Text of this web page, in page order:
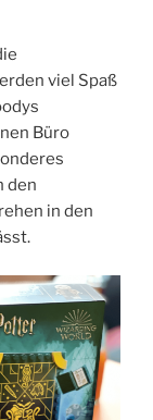
viel Spaß
Büro
den
in den